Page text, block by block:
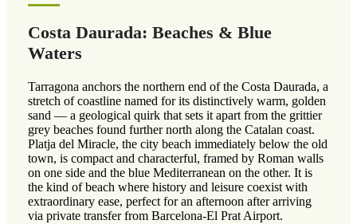
Costa Daurada: Beaches & Blue
Waters
Tarragona anchors the northern end of the Costa Daurada, a
stretch of coastline named for its distinctively warm, golden
sand — a geological quirk that sets it apart from the grittier
grey beaches found further north along the Catalan coast.
Platja del Miracle, the city beach immediately below the old
town, is compact and characterful, framed by Roman walls
on one side and the blue Mediterranean on the other. It is
the kind of beach where history and leisure coexist with
extraordinary ease, perfect for an afternoon after arriving
via private transfer from Barcelona-El Prat Airport.